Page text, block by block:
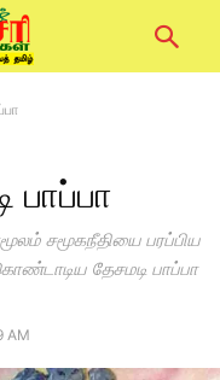
சமூகநீதியை பரப்பிய
தேசமடி பாப்பா
AM